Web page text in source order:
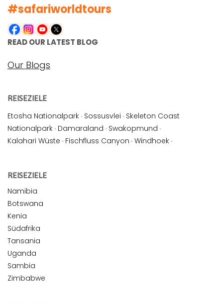
#safariworldtours
READ OUR LATEST BLOG
Our Blogs
REISEZIELE
Etosha Nationalpark · Sossusvlei · Skeleton Coast
Nationalpark · Damaraland · Swakopmund ·
Kalahari Wüste · Fischfluss Canyon · Windhoek ·
REISEZIELE
Namibia
Botswana
Kenia
Südafrika
Tansania
Uganda
Sambia
Zimbabwe